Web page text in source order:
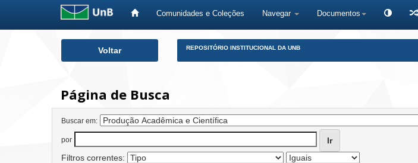
Comunidades e Coleções Navegar Documentos
Voltar REPOSITÓRIO INSTITUCIONAL DA UNB
Página de Busca
Buscar em:
por
Filtros correntes: